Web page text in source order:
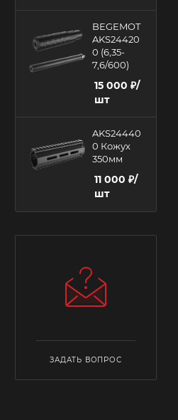
BEGEMOT
AKS24420
0 (6,35-
7,6/600)
15 000 ₽/
шт
AKS24440
0 Кожух
350мм
11 000 ₽/
шт
ЗАДАТЬ ВОПРОС